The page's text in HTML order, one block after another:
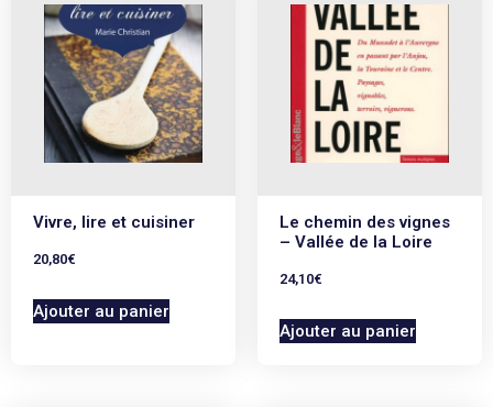
Vivre, lire et cuisiner
20,80€
Ajouter au panier
Le chemin des vignes
– Vallée de la Loire
24,10€
Ajouter au panier